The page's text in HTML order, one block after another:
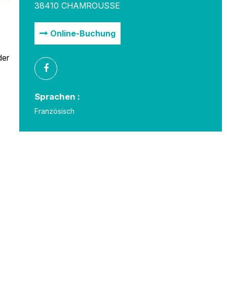
38410 CHAMROUSSE
Online-Buchung
Sprachen :
Französisch